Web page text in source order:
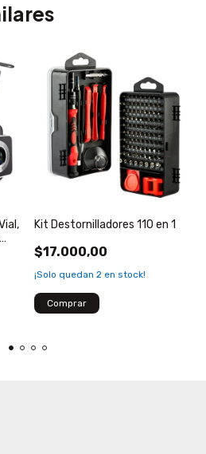
Kit Destornilladores 110 en 1
$17.000,00
¡Solo quedan 2 en stock!